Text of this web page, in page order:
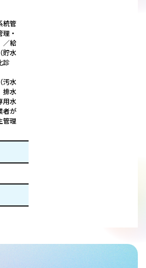
統管
・
／給
貯水
診
汚水
排水
用水
者が
管理